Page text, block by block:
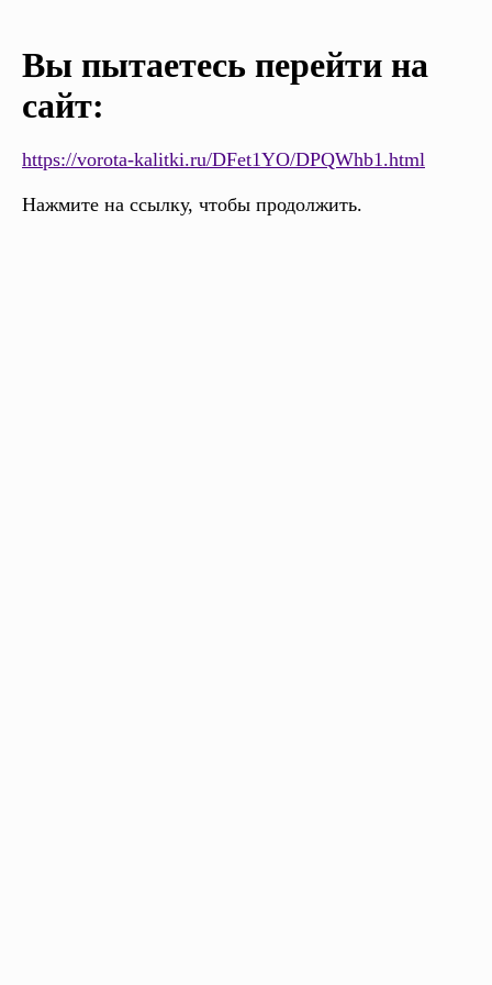
Вы пытаетесь перейти на
сайт:
https://vorota-kalitki.ru/DFet1YO/DPQWhb1.html
Нажмите на ссылку, чтобы продолжить.